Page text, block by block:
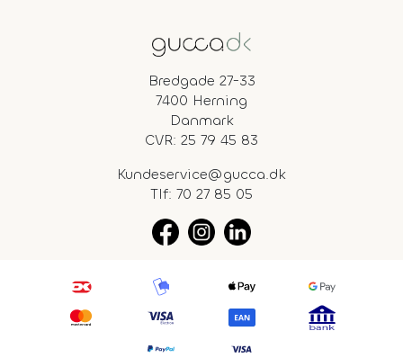
Bredgade 27-33
7400 Herning
Danmark
CVR: 25 79 45 83
Kundeservice@gucca.dk
Tlf: 70 27 85 05